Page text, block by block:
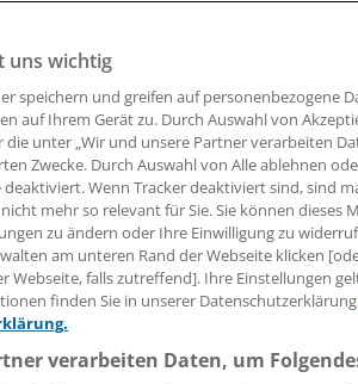
Wie schon bei der Torlos-EM 2016
Uhr
uns wichtig
speichern und greifen auf personenbezogene
auf Ihrem Gerät zu. Durch Auswahl von
die unter „Wir und unsere Partner verarbeiten
Zwecke. Durch Auswahl von Alle ablehnen
deaktiviert. Wenn Tracker deaktiviert sind, sind
mehr so relevant für Sie. Sie können dieses
zu ändern oder Ihre Einwilligung zu
am unteren Rand der Webseite klicken
Webseite, falls zutreffend]. Ihre Einstellungen
finden Sie in unserer
verarbeiten Daten, um